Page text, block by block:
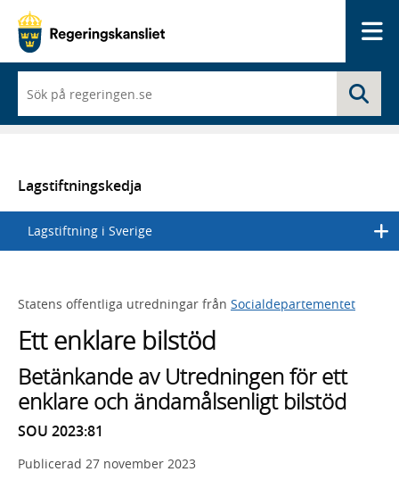
du
börjar
skriva
en
lista
med
sökförslag
Lagstiftningskedja
Lagstiftning i Sverige
Statens offentliga utredningar från Socialdepartementet
Ett enklare bilstöd
Betänkande av Utredningen för ett
enklare och ändamålsenligt bilstöd
SOU 2023:81
Publicerad 27 november 2023